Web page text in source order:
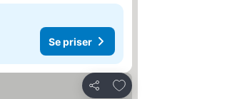
Se priser
Dela
Lägg till i Mina Favoriter